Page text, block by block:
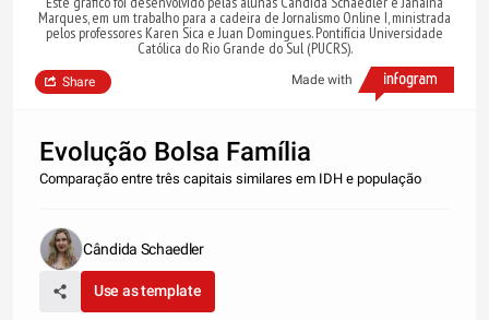
Marques, em um trabalho para a cadeira de Jornalismo Online I, ministrada
pelos professores Karen Sica e Juan Domingues. Pontifícia Universidade
Católica do Rio Grande do Sul (PUCRS).
Made with
Share
Evolução Bolsa Família
Comparação entre três capitais similares em IDH e população
Cândida Schaedler
Use as template